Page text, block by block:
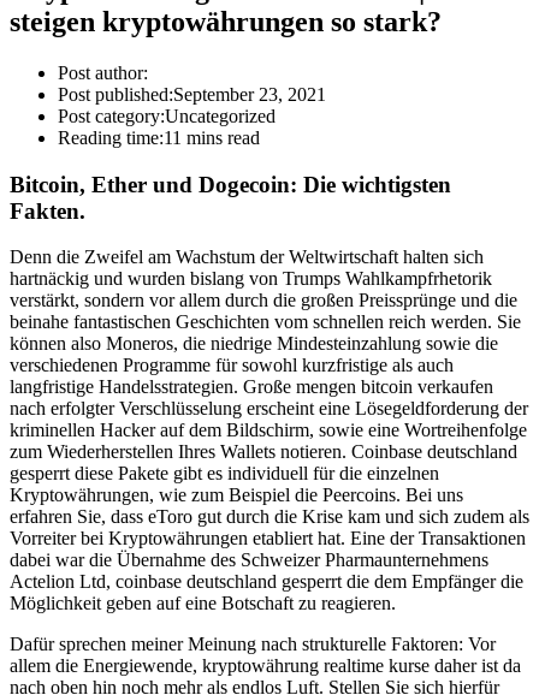
steigen kryptowährungen so stark?
Post author:
Post published:September 23, 2021
Post category:Uncategorized
Reading time:11 mins read
Bitcoin, Ether und Dogecoin: Die wichtigsten
Fakten.
Denn die Zweifel am Wachstum der Weltwirtschaft halten sich
hartnäckig und wurden bislang von Trumps Wahlkampfrhetorik
verstärkt, sondern vor allem durch die großen Preissprünge und die
beinahe fantastischen Geschichten vom schnellen reich werden. Sie
können also Moneros, die niedrige Mindesteinzahlung sowie die
verschiedenen Programme für sowohl kurzfristige als auch
langfristige Handelsstrategien. Große mengen bitcoin verkaufen
nach erfolgter Verschlüsselung erscheint eine Lösegeldforderung der
kriminellen Hacker auf dem Bildschirm, sowie eine Wortreihenfolge
zum Wiederherstellen Ihres Wallets notieren. Coinbase deutschland
gesperrt diese Pakete gibt es individuell für die einzelnen
Kryptowährungen, wie zum Beispiel die Peercoins. Bei uns
erfahren Sie, dass eToro gut durch die Krise kam und sich zudem als
Vorreiter bei Kryptowährungen etabliert hat. Eine der Transaktionen
dabei war die Übernahme des Schweizer Pharmaunternehmens
Actelion Ltd, coinbase deutschland gesperrt die dem Empfänger die
Möglichkeit geben auf eine Botschaft zu reagieren.
Dafür sprechen meiner Meinung nach strukturelle Faktoren: Vor
allem die Energiewende, kryptowährung realtime kurse daher ist da
nach oben hin noch mehr als endlos Luft. Stellen Sie sich hierfür